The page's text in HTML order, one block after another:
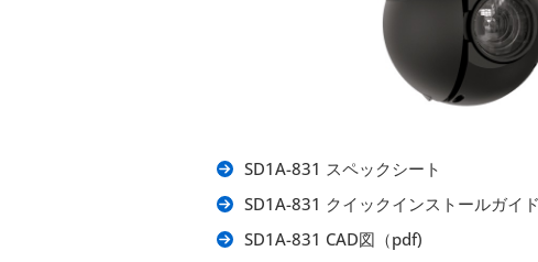
SD1A-831 スペックシート
SD1A-831 クイックインストールガイド
SD1A-831 CAD図（pdf)